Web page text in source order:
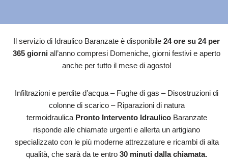
Il servizio di Idraulico Baranzate è disponibile 24 ore su 24 per
365 giorni all’anno compresi Domeniche, giorni festivi e aperto
anche per tutto il mese di agosto!
Infiltrazioni e perdite d’acqua – Fughe di gas – Disostruzioni di
colonne di scarico – Riparazioni di natura
termoidraulica Pronto Intervento IdraulicoBaranzate
risponde alle chiamate urgenti e allerta un artigiano
specializzato con le più moderne attrezzature e ricambi di alta
qualità, che sarà da te entro 30 minuti dalla chiamata.